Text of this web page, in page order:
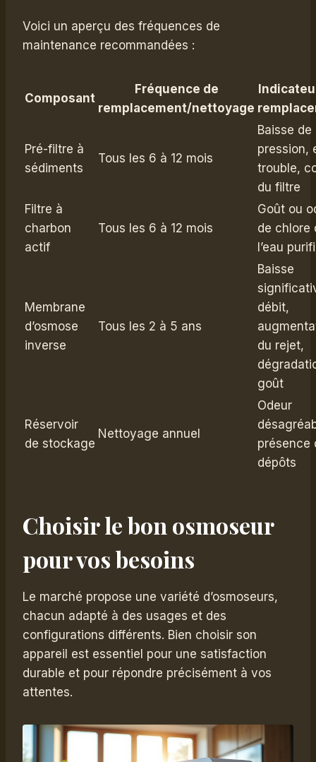
Voici un aperçu des fréquences de
maintenance recommandées :
Composant
Fréquence de
remplacement/nettoyage
Pré-filtre à
sédiments
Tous les 6 à 12 mois
Baisse de
pression,
trouble,
du filtre
Filtre à
charbon
actif
Tous les 6 à 12 mois
Goût ou
de chlore
l’eau
Membrane
d’osmose
inverse
Tous les 2 à 5 ans
Baisse
débit,
du rejet,
goût
Réservoir
de stockage
Nettoyage annuel
Odeur
présence
dépôts
Choisir le bon osmoseur
pour vos besoins
Le marché propose une variété d’osmoseurs,
chacun adapté à des usages et des
configurations différents. Bien choisir son
appareil est essentiel pour une satisfaction
durable et pour répondre précisément à vos
attentes.